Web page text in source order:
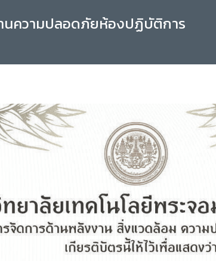
นความปลอดภัยห้องปฏิบัติการ